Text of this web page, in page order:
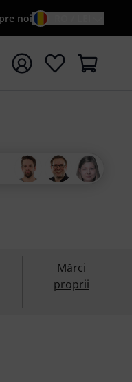
noi
{searchTerm}
Mărci
proprii